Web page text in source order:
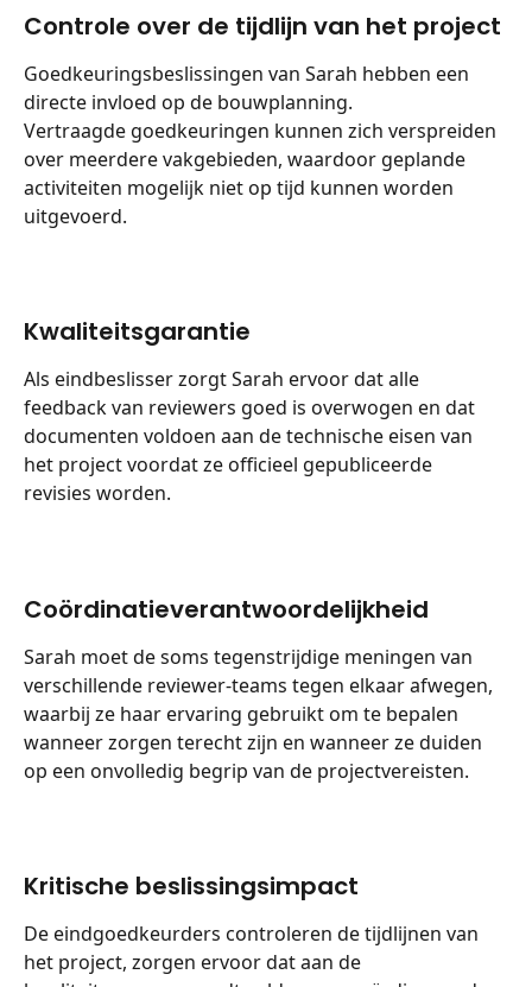
Controle over de tijdlijn van het project
Goedkeuringsbeslissingen van Sarah hebben een
directe invloed op de bouwplanning.
Vertraagde goedkeuringen kunnen zich verspreiden
over meerdere vakgebieden, waardoor geplande
activiteiten mogelijk niet op tijd kunnen worden
uitgevoerd.
Kwaliteitsgarantie
Als eindbeslisser zorgt Sarah ervoor dat alle
feedback van reviewers goed is overwogen en dat
documenten voldoen aan de technische eisen van
het project voordat ze officieel gepubliceerde
revisies worden.
Coördinatieverantwoordelijkheid
Sarah moet de soms tegenstrijdige meningen van
verschillende reviewer-teams tegen elkaar afwegen,
waarbij ze haar ervaring gebruikt om te bepalen
wanneer zorgen terecht zijn en wanneer ze duiden
op een onvolledig begrip van de projectvereisten.
Kritische beslissingsimpact
De eindgoedkeurders controleren de tijdlijnen van
het project, zorgen ervoor dat aan de